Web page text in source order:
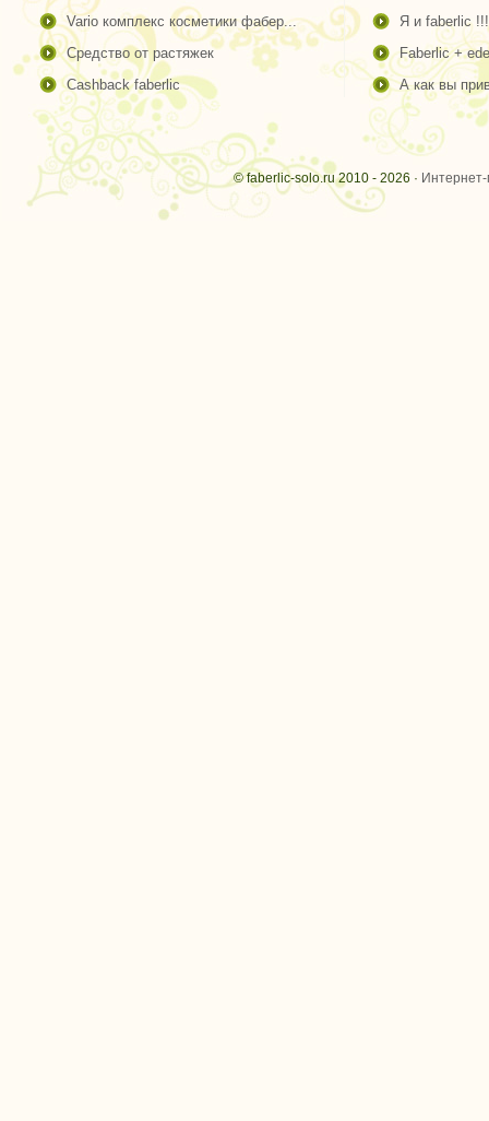
vario комплекс косметики фабер...
средство от растяжек
cashback faberlic
я и faberlic !!!
faberlic +
а как вы
© faberlic-solo.ru 2010 - 2026 ·